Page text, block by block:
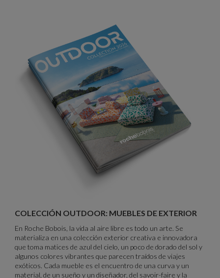
COLECCIÓN OUTDOOR: MUEBLES DE EXTERIOR
En Roche Bobois, la vida al aire libre es todo un arte. Se
materializa en una colección exterior creativa e innovadora
que toma matices de azul del cielo, un poco de dorado del sol y
algunos colores vibrantes que parecen traídos de viajes
exóticos. Cada mueble es el encuentro de una curva y un
material, de un sueño y un diseñador, del savoir-faire y la